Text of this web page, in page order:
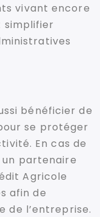
vivant encore
simplifier
bénéficier de
se protéger
En cas de
partenaire
Agricole
afin de
de l’entreprise.